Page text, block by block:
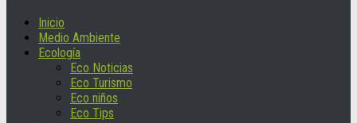
Inicio
Medio Ambiente
Ecología
Eco Noticias
Eco Turismo
Eco niños
Eco Tips